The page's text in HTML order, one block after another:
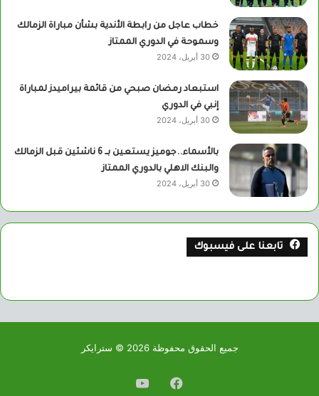
خطاب عاجل من رابطة الأندية بشأن مباراة الزمالك
وسموحة في الدوري الممتاز
30 أبريل، 2024
استبعاد رمضان صبحي من قائمة بيراميدز لمباراة
إنبي في الدوري
30 أبريل، 2024
بالأسماء..جوميز يستعين بــ 6 ناشئين قبل الزمالك
والبنك الاهلي بالدوري الممتاز
30 أبريل، 2024
تابعنا على فيسبوك
جميع الحقوق محفوظة 2026 © سترايكر
فيسبوكيوتيوب